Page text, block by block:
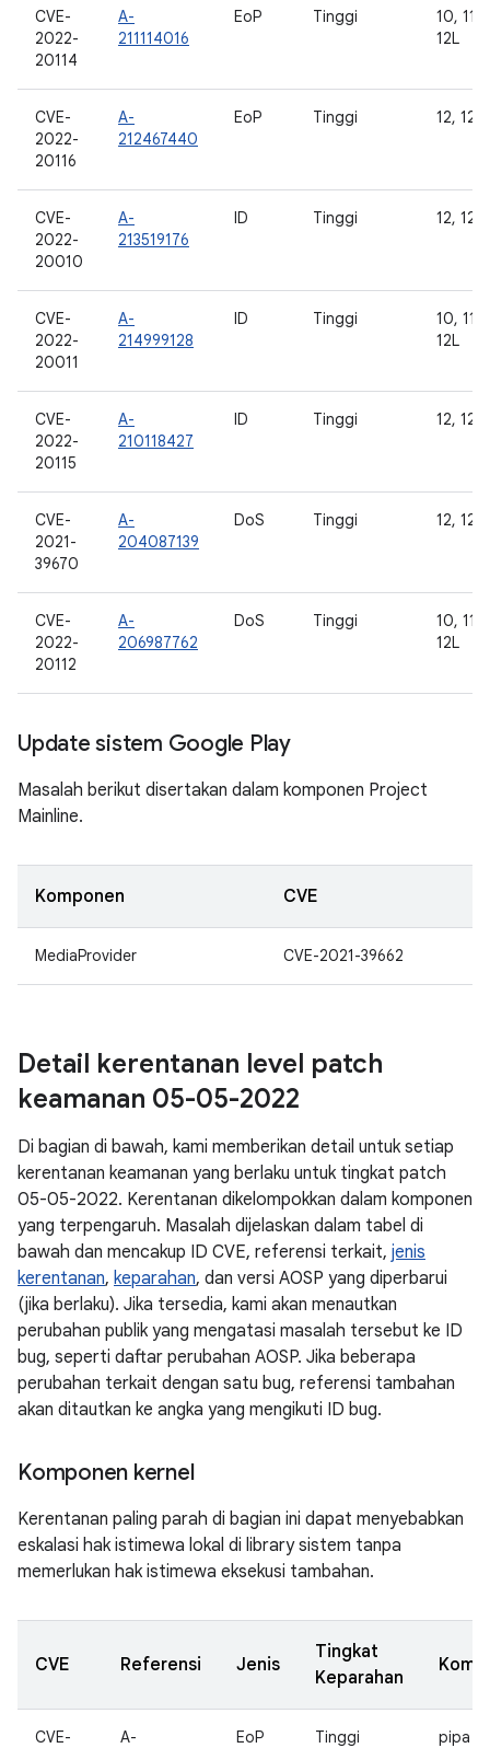
CVE-
2022-
20114
A-
211114016
EoP Tinggi
10, 11,
12L
CVE-
2022-
20116
A-
212467440
EoP Tinggi 12, 12L
CVE-
2022-
20010
A-
213519176
ID Tinggi 12, 12L
CVE-
2022-
20011
A-
214999128
ID Tinggi
10, 11,
12L
CVE-
2022-
20115
A-
210118427
ID Tinggi 12, 12L
CVE-
2021-
39670
A-
204087139
DoS Tinggi 12, 12L
CVE-
2022-
20112
A-
206987762
DoS Tinggi
10, 11,
12L
Update sistem Google Play
Masalah berikut disertakan dalam komponen Project
Mainline.
Komponen CVE
MediaProvider CVE-2021-39662
Detail kerentanan level patch
keamanan 05-05-2022
Di bagian di bawah, kami memberikan detail untuk setiap
kerentanan keamanan yang berlaku untuk tingkat patch
05-05-2022. Kerentanan dikelompokkan dalam komponen
yang terpengaruh. Masalah dijelaskan dalam tabel di
bawah dan mencakup ID CVE, referensi terkait, jenis
kerentanan, keparahan, dan versi AOSP yang diperbarui
(jika berlaku). Jika tersedia, kami akan menautkan
perubahan publik yang mengatasi masalah tersebut ke ID
bug, seperti daftar perubahan AOSP. Jika beberapa
perubahan terkait dengan satu bug, referensi tambahan
akan ditautkan ke angka yang mengikuti ID bug.
Komponen kernel
Kerentanan paling parah di bagian ini dapat menyebabkan
eskalasi hak istimewa lokal di library sistem tanpa
memerlukan hak istimewa eksekusi tambahan.
CVE Referensi Jenis
Tingkat
Keparahan
CVE-
A-
EoP Tinggi pipa